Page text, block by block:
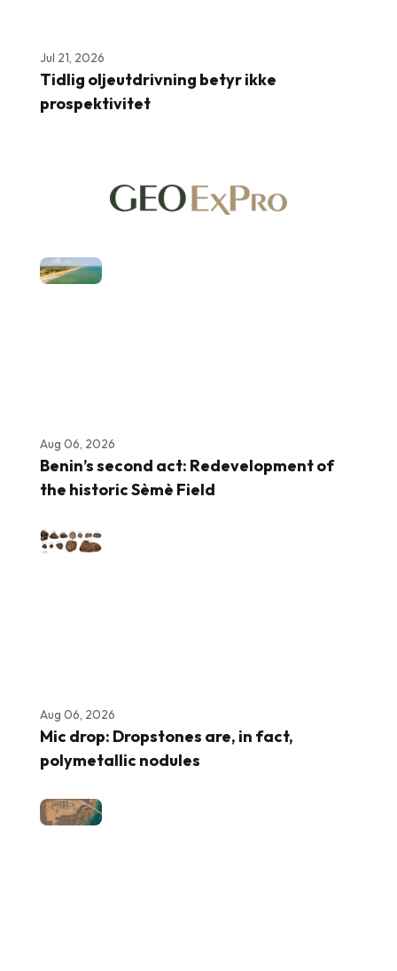
Jul 21, 2026
Tidlig oljeutdrivning betyr ikke
prospektivitet
Aug 06, 2026
Benin’s second act: Redevelopment of
the historic Sèmè Field
Aug 06, 2026
Mic drop: Dropstones are, in fact,
polymetallic nodules